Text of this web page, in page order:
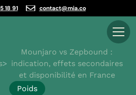
18 91 contact@mia.co
>
Mounjaro vs Zepbound :
indication, effets secondaires
et disponibilité en France
Poids